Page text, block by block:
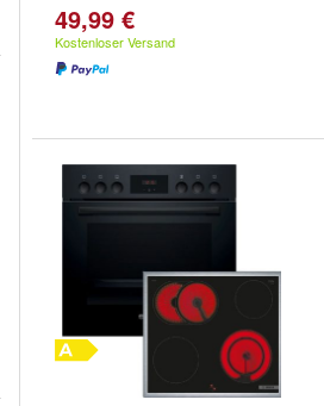
49,99 €
Kostenloser Versand